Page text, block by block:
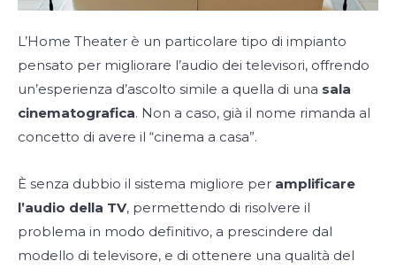
L’Home Theater è un particolare tipo di impianto
pensato per migliorare l’audio dei televisori, offrendo
un’esperienza d’ascolto simile a quella di una sala
cinematografica. Non a caso, già il nome rimanda al
concetto di avere il “cinema a casa”.
È senza dubbio il sistema migliore per amplificare
l’audio della TV, permettendo di risolvere il
problema in modo definitivo, a prescindere dal
modello di televisore, e di ottenere una qualità del